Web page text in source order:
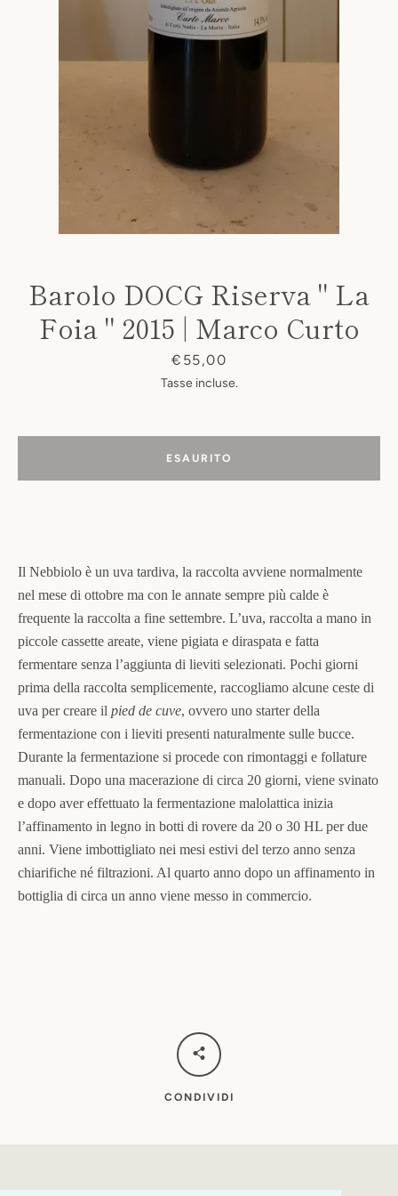
Barolo DOCG Riserva " La
Foia " 2015 | Marco Curto
Prezzo
€55,00
Tasse incluse.
Il Nebbiolo è un uva tardiva, la raccolta avviene normalmente
nel mese di ottobre ma con le annate sempre più calde è
frequente la raccolta a fine settembre. L’uva, raccolta a mano in
piccole cassette areate, viene pigiata e diraspata e fatta
fermentare senza l’aggiunta di lieviti selezionati. Pochi giorni
prima della raccolta semplicemente, raccogliamo alcune ceste di
uva per creare il pied de cuve, ovvero uno starter della
fermentazione con i lieviti presenti naturalmente sulle bucce.
Durante la fermentazione si procede con rimontaggi e follature
manuali. Dopo una macerazione di circa 20 giorni, viene svinato
e dopo aver effettuato la fermentazione malolattica inizia
l’affinamento in legno in botti di rovere da 20 o 30 HL per due
anni. Viene imbottigliato nei mesi estivi del terzo anno senza
chiarifiche né filtrazioni. Al quarto anno dopo un affinamento in
bottiglia di circa un anno viene messo in commercio.
ESAURITO
CONDIVIDI